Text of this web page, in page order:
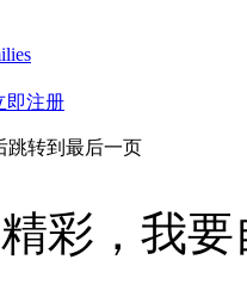
即注册
跳转到最后一页
彩，我